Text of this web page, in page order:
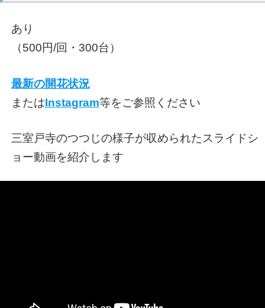
あり
（500円/回・300台）
最新の開花状況
またはInstagram等をご参照ください
三室戸寺のつつじの様子が収められたスライドシ
ョー動画を紹介します